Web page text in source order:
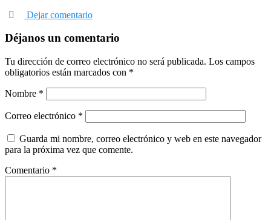
Dejar comentario
Déjanos un comentario
Tu dirección de correo electrónico no será publicada. Los campos
obligatorios están marcados con *
Nombre *
Correo electrónico *
Guarda mi nombre, correo electrónico y web en este navegador
para la próxima vez que comente.
Comentario *